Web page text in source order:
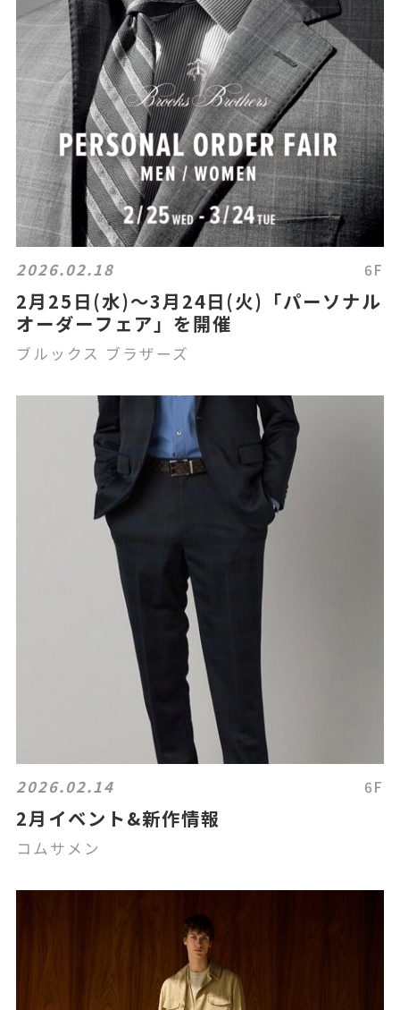
2026.02.18 6F
2月25日(水)～3月24日(火)「パーソナル
オーダーフェア」を開催
ブルックス ブラザーズ
2026.02.14 6F
2月イベント&新作情報
コムサメン